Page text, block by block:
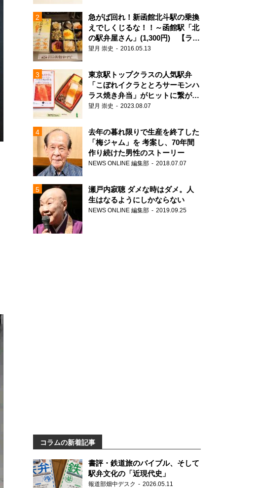
急がば回れ！新函館北斗駅の乗換
えでしくじるな！！～函館駅「北
の駅弁屋さん」(1,300円) 【ライ
ター望月の駅弁膝栗毛】
望月 崇史 2016.05.13
東京駅トップクラスの人気駅弁
「こぼれイクラととろサーモンハ
ラス焼き弁当」がヒットに繋がっ
た理由
望月 崇史 2023.08.07
去年の暮れ限りで生産を終了した
「梅ジャム」を 考案し、70年間
作り続けた男性のストーリー
NEWS ONLINE 編集部 2018.07.07
瀬戸内寂聴 ダメな時はダメ。人
生はなるようにしかならない
NEWS ONLINE 編集部 2019.09.25
コラムの新着記事
書評・鉄道旅のバイブル、そして
駅弁文化の「近現代史」
報道部畑中デスク 2026.05.11